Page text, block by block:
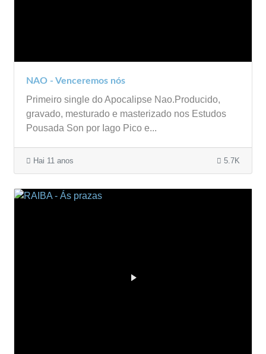
NAO - Venceremos nós
Primeiro single do Apocalipse Nao.Producido,
gravado, mesturado e masterizado nos Estudos
Pousada Son por Iago Pico e...
Hai 11 anos 5.7K